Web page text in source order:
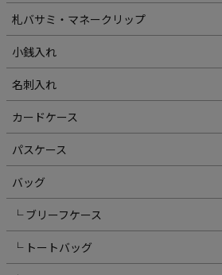
札バサミ・マネークリップ
小銭入れ
名刺入れ
カードケース
パスケース
バッグ
└ ブリーフケース
└ トートバッグ